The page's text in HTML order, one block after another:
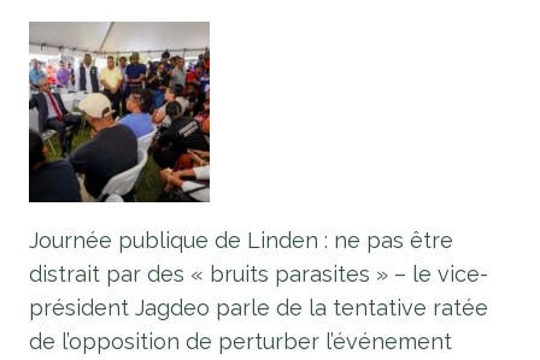
Journée publique de Linden : ne pas être
distrait par des « bruits parasites » – le vice-
président Jagdeo parle de la tentative ratée
de l’opposition de perturber l’événement